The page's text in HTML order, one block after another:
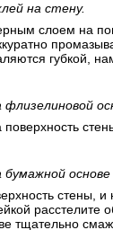
на стену.
слоем на
губкой,
бумажной основе
стены, и
расстелите
тщательно